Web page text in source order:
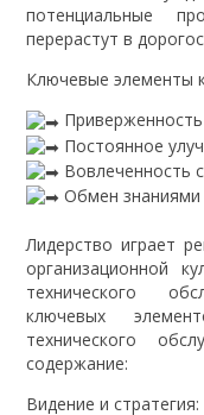
потенциальные
перерастут в
Ключевые элементы
Постоянное
Вовлеченность
Обмен знаниями
Лидерство играет
организационной
технического
ключевых
технического
содержание:
Видение и стратегия: